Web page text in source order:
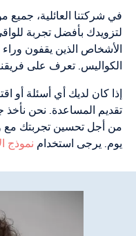
في شركتنا العائلية،
لتزويدك بأفضل تجربة
الأشخاص الذين يقفون
الكواليس. تعرف على
إذا كان لديك أي أسئلة أو
تقديم المساعدة. نحن
يوم. يرجى استخدام نموذج